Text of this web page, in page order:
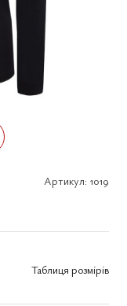
Артикул: 1019
Таблиця розмірів